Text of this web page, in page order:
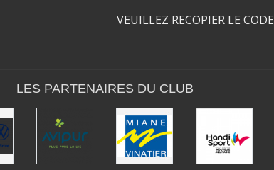
VEUILLEZ RECOPIER LE CODE
LES PARTENAIRES DU CLUB